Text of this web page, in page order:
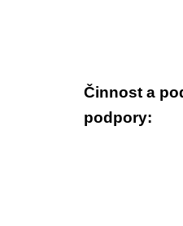
Činnost a
podpory: